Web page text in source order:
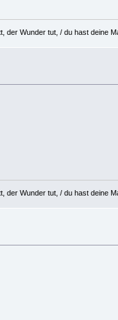
der Wunder tut, / du hast deine
der Wunder tut, / du hast deine